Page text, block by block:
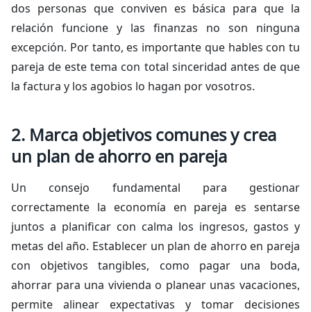
dos personas que conviven es básica para que la
relación funcione y las finanzas no son ninguna
excepción. Por tanto, es importante que hables con tu
pareja de este tema con total sinceridad antes de que
la factura y los agobios lo hagan por vosotros.
2. Marca objetivos comunes y crea
un plan de ahorro en pareja
Un consejo fundamental para gestionar
correctamente la economía en pareja es sentarse
juntos a planificar con calma los ingresos, gastos y
metas del año. Establecer un plan de ahorro en pareja
con objetivos tangibles, como pagar una boda,
ahorrar para una vivienda o planear unas vacaciones,
permite alinear expectativas y tomar decisiones